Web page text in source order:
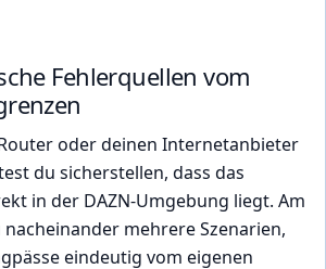
Fehlerquellen vom
oder deinen Internetanbieter
du sicherstellen, dass das
in der DAZN-Umgebung liegt. Am
mehrere Szenarien,
eindeutig vom eigenen